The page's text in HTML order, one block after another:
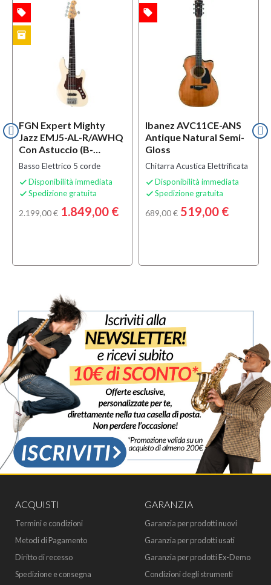
FGN Expert Mighty
Jazz EMJ5-AL-R/AWHQ
Con Astuccio (B-
STOCK)
Basso Elettrico 5 corde
 Disponibilità immediata
 Spedizione gratuita
2.199,00 € 1.849,00 €
local_offer
inventory
Ibanez AVC11CE-ANS
Antique Natural Semi-
Gloss
Chitarra Acustica Elettrificata
 Disponibilità immediata
 Spedizione gratuita
689,00 € 519,00 €
local_offer
ACQUISTI
Termini e condizioni
Metodi di Pagamento
Diritto di recesso
Spedizione e consegna
GARANZIA
Garanzia per prodotti nuovi
Garanzia per prodotti usati
Garanzia per prodotti Ex-Demo
Condizioni degli strumenti